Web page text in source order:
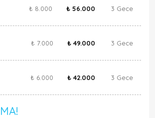
₺ 8.000 ₺ 56.000 3 Gece
₺ 7.000 ₺ 49.000 3 Gece
₺ 6.000 ₺ 42.000 3 Gece